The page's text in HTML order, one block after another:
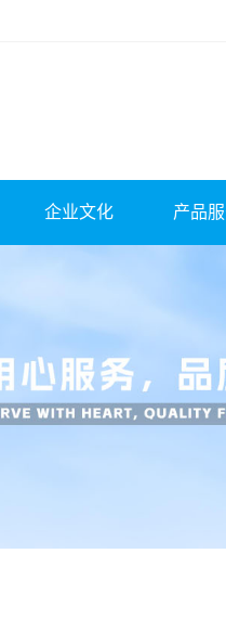
企业文化 产品